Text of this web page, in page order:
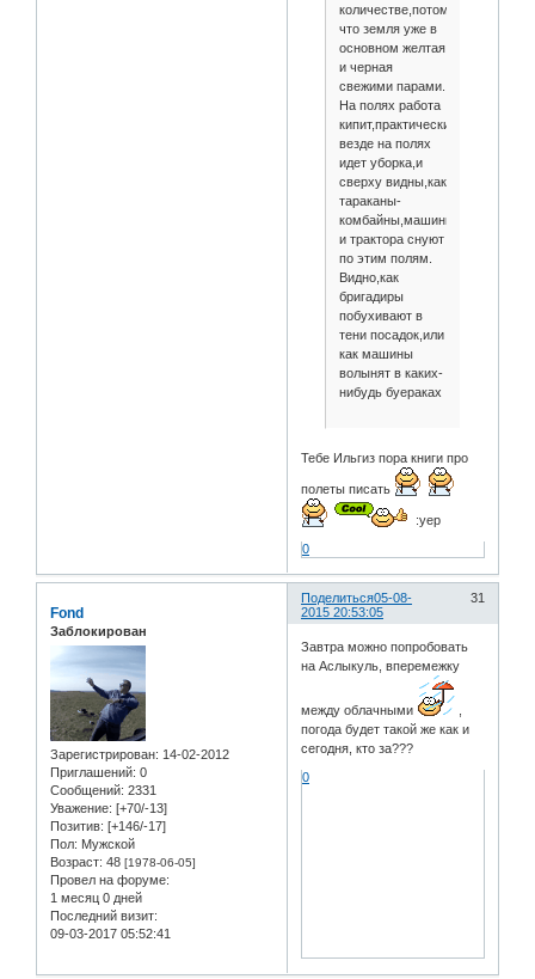
количестве,потому
что земля уже в
основном желтая
и черная
свежими парами.
На полях работа
кипит,практически
везде на полях
идет уборка,и
сверху видны,как
тараканы-
комбайны,машины
и трактора снуют
по этим полям.
Видно,как
бригадиры
побухивают в
тени посадок,или
как машины
волынят в каких-
нибудь буераках
Тебе Ильгиз пора книги про
полеты писать
:yep
0
Поделиться 31
05-08-
2015 20:53:05
Fond
Заблокирован
Зарегистрирован: 14-02-2012
Приглашений: 0
Сообщений: 2331
Уважение: [+70/-13]
Позитив: [+146/-17]
Пол: Мужской
Возраст: 48 [1978-06-05]
Провел на форуме:
1 месяц 0 дней
Последний визит:
09-03-2017 05:52:41
Завтра можно попробовать
на Аслыкуль, вперемежку
между облачными
погода будет такой же как и
сегодня, кто за???
0